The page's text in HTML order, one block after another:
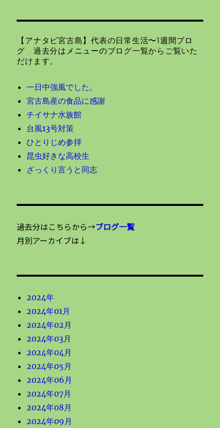
ン
【アナタビ宮古島】代表の日常生活〜1週間ブロ
グ 過去分はメニューのブログ一覧からご覧いた
だけます。
一日中強風でした。
宮古島産の食品に感謝
チイサナ水族館
台風13号対策
ひとりじめ参拝
昆虫好きな高校生
ざっくり言うと同志
過去分はこちらから→ブログ一覧
月別アーカイブは↓
2024年
2024年01月
2024年02月
2024年03月
2024年04月
2024年05月
2024年06月
2024年07月
2024年08月
2024年09月